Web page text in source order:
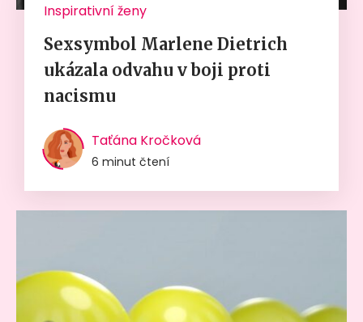
Inspirativní ženy
Sexsymbol Marlene Dietrich
ukázala odvahu v boji proti
nacismu
Taťána Kročková
6 minut čtení